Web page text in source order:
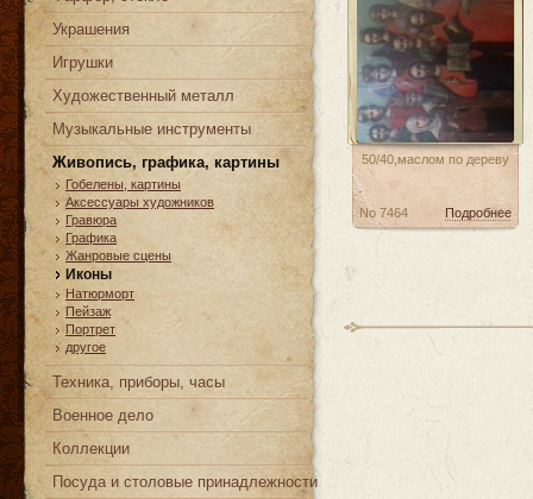
Украшения
Игрушки
Художественный металл
Музыкальные инструменты
Живопись, графика, картины
Гобелены, картины
Аксессуары художников
Гравюра
Графика
Жанровые сцены
Иконы
Натюрморт
Пейзаж
Портрет
другое
Техника, приборы, часы
Военное дело
Коллекции
Посуда и столовые принадлежности
50/40,маслом по дереву
Подробнее
No 7464